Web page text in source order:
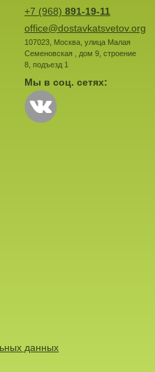
+7 (968) 891-19-11
office@dostavkatsvetov.org
107023, Москва, улица Малая
Семеновская , дом 9, строение
8, подъезд 1
Мы в соц. сетях:
данных